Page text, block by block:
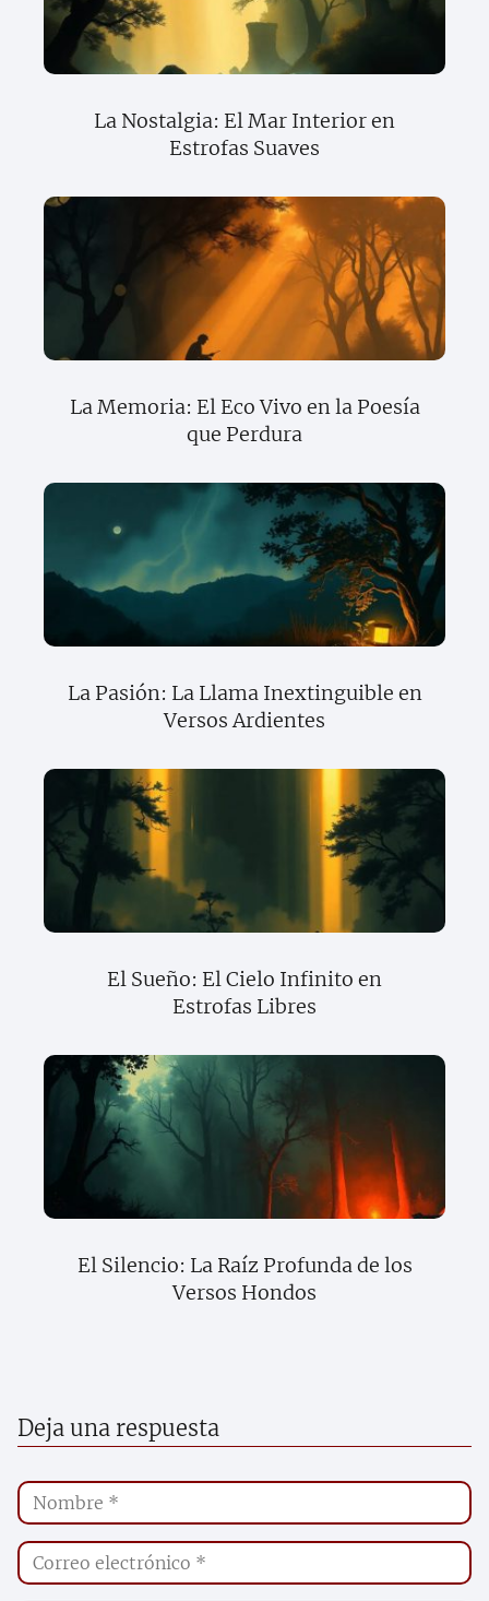
La Nostalgia: El Mar Interior en
Estrofas Suaves
La Memoria: El Eco Vivo en la Poesía
que Perdura
La Pasión: La Llama Inextinguible en
Versos Ardientes
El Sueño: El Cielo Infinito en
Estrofas Libres
El Silencio: La Raíz Profunda de los
Versos Hondos
Deja una respuesta